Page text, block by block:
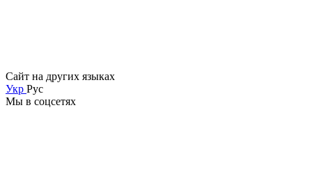
Сайт на других языках
Укр Рус
Мы в соцсетях